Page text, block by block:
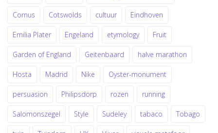
Cornus Cotswolds cultuur Eindhoven
Emilia Plater Engeland etymology Fruit
Garden of England Geitenbaard halve marathon
Hosta Madrid Nike Oyster-monument
persuasion Philipsdorp rozen running
Salomonszegel Style Sudeley tabaco Tobago